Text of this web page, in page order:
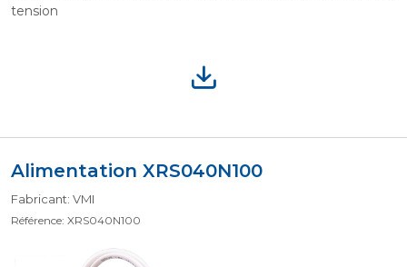
tension
Alimentation XRS040N100
Fabricant: VMI
Référence: XRS040N100